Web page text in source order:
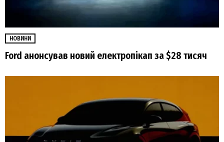
НОВИНИ
Ford анонсував новий електропікап за $28 тисяч